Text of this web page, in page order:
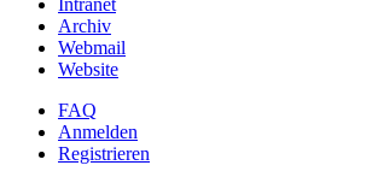
Intranet
Archiv
Webmail
Website
FAQ
Anmelden
Registrieren